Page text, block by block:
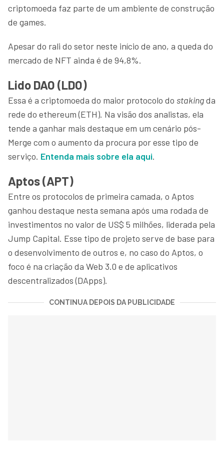
criptomoeda faz parte de um ambiente de construção
de games.
Apesar do rali do setor neste início de ano, a queda do
mercado de NFT ainda é de 94,8%.
Lido DAO (LDO)
Essa é a criptomoeda do maior protocolo do stakingda
rede do ethereum (ETH). Na visão dos analistas, ela
tende a ganhar mais destaque em um cenário pós-
Merge com o aumento da procura por esse tipo de
serviço. Entenda mais sobre ela aqui.
Aptos (APT)
Entre os protocolos de primeira camada, o Aptos
ganhou destaque nesta semana após uma rodada de
investimentos no valor de US$ 5 milhões, liderada pela
Jump Capital. Esse tipo de projeto serve de base para
o desenvolvimento de outros e, no caso do Aptos, o
foco é na criação da Web 3.0 e de aplicativos
descentralizados (DApps).
CONTINUA DEPOIS DA PUBLICIDADE